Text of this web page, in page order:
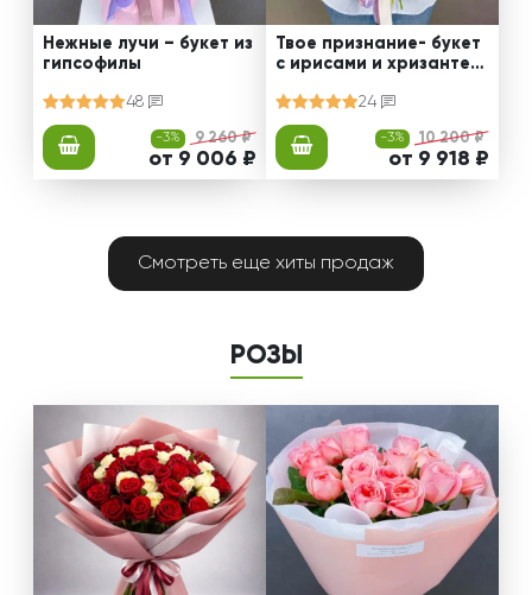
Нежные лучи – букет из
гипсофилы
48
-3% 9 260 ₽
от 9 006 ₽
Твое признание- букет
с ирисами и хризантем
24
-3% 10 200 ₽
от 9 918 ₽
Смотреть еще хиты продаж
РОЗЫ